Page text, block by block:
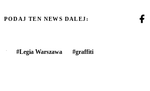
PODAJ TEN NEWS DALEJ:
#Legia Warszawa #graffiti